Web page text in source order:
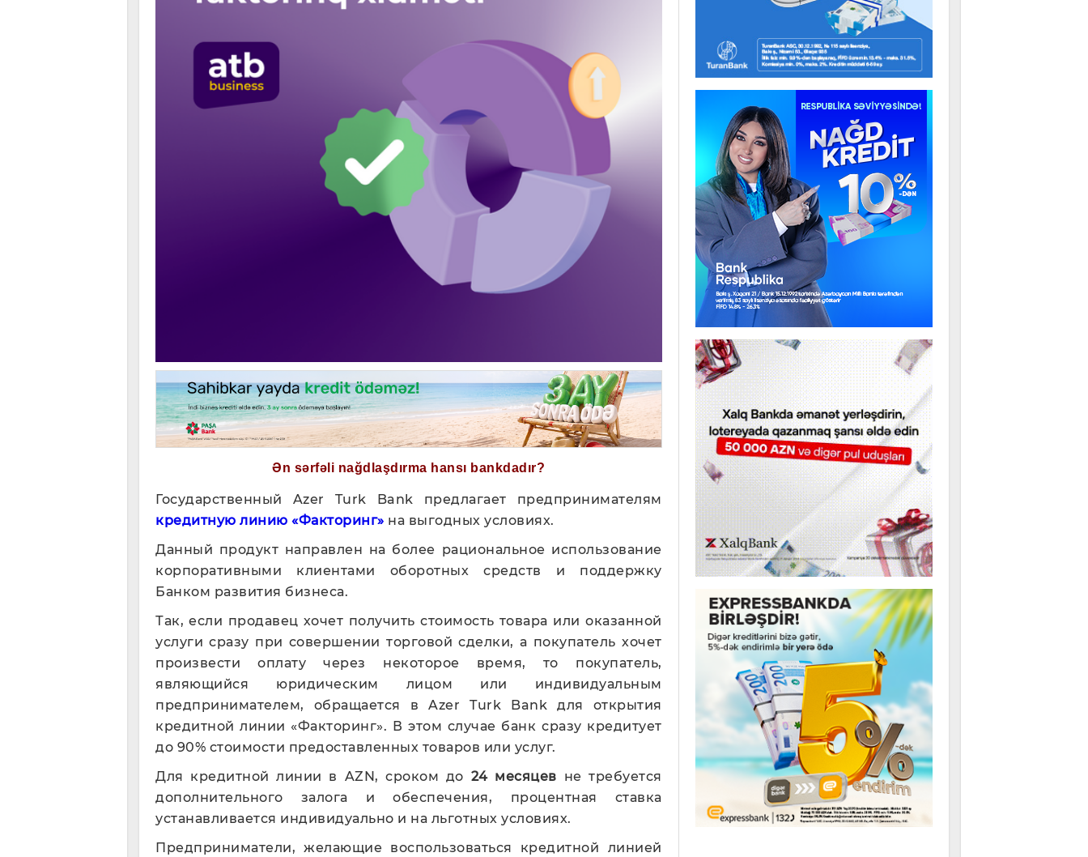
Ən sərfəli nağdlaşdırma hansı bankdadır?
Государственный Azer Turk Bank предлагает предпринимателям
кредитную линию «Факторинг» на выгодных условиях.
Данный продукт направлен на более рациональное использование
корпоративными клиентами оборотных средств и поддержку
Банком развития бизнеса.
Так, если продавец хочет получить стоимость товара или оказанной
услуги сразу при совершении торговой сделки, а покупатель хочет
произвести оплату через некоторое время, то покупатель,
являющийся юридическим лицом или индивидуальным
предпринимателем, обращается в Azer Turk Bank для открытия
кредитной линии «Факторинг». В этом случае банк сразу кредитует
до 90% стоимости предоставленных товаров или услуг.
Для кредитной линии в AZN, сроком до 24 месяцев не требуется
дополнительного залога и обеспечения, процентная ставка
устанавливается индивидуально и на льготных условиях.
Предприниматели, желающие воспользоваться кредитной линией